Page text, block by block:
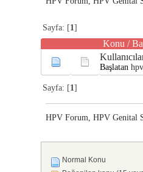
Sayfa: [1]
Konu /
Başlatanhpv
Sayfa: [1]
HPV Forum, HPV Genital
Normal Konu